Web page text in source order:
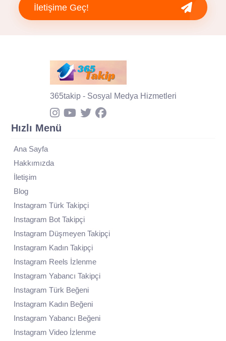
İletişime Geç!
365takip - Sosyal Medya Hizmetleri
Hızlı Menü
Ana Sayfa
Hakkımızda
İletişim
Blog
Instagram Türk Takipçi
Instagram Bot Takipçi
Instagram Düşmeyen Takipçi
Instagram Kadın Takipçi
Instagram Reels İzlenme
Instagram Yabancı Takipçi
Instagram Türk Beğeni
Instagram Kadın Beğeni
Instagram Yabancı Beğeni
Instagram Video İzlenme